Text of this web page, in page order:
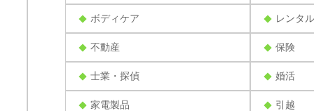
ボディケア レンタ
不動産 保険
士業・探偵 婚活
家電製品 引越